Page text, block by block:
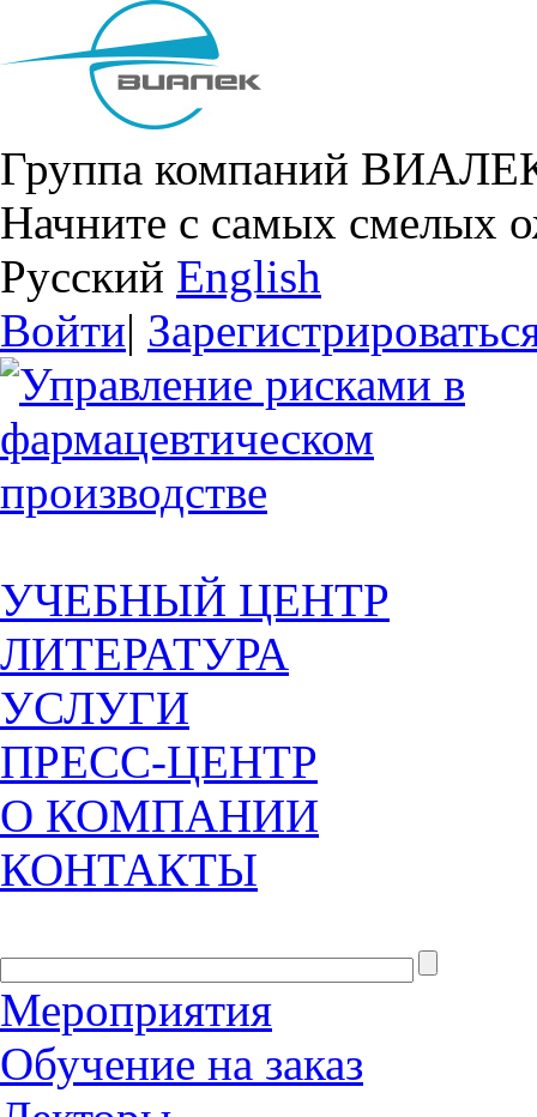
Группа компаний
Начните с самых смелых
Русский English
Войти|
УЧЕБНЫЙ ЦЕНТР
ЛИТЕРАТУРА
УСЛУГИ
ПРЕСС-ЦЕНТР
О КОМПАНИИ
КОНТАКТЫ
Мероприятия
Обучение на заказ